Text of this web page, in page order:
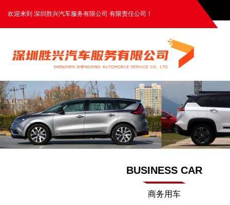
欢迎来到 深圳胜兴汽车服务有限公司 有限责任公司！
BUSINESS CAR
商务用车